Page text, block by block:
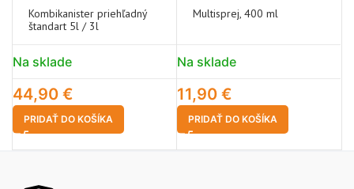
Kombikanister priehľadný
štandart 5l / 3l
Na sklade
44,90 €
PRIDAŤ DO KOŠÍKA
Multisprej, 400 ml
Na sklade
11,90 €
PRIDAŤ DO KOŠÍKA